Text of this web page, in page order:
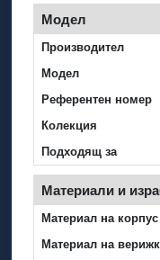
Модел
Производител
Модел
Референтен номер
Колекция
Подходящ за
Материали и
Материал на корпус
Материал на